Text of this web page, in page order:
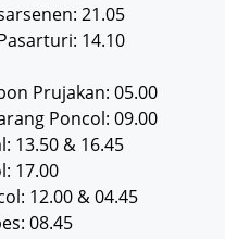
21.05
14.10
Prujakan: 05.00
Poncol: 09.00
13.50 & 16.45
17.00
12.00 & 04.45
08.45